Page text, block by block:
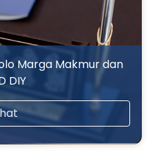
Marga Makmur dan
DIY